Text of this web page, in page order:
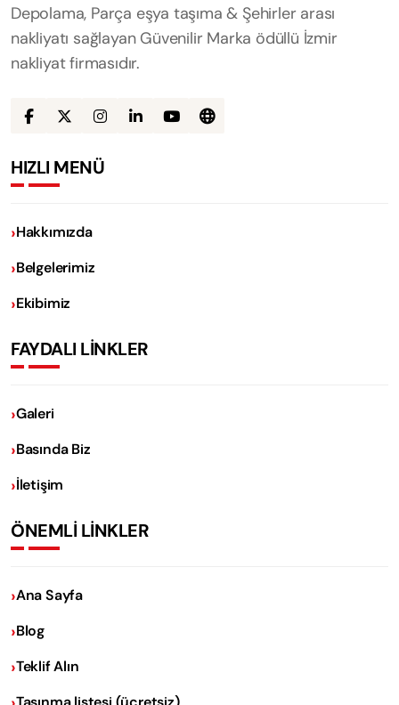
Depolama, Parça eşya taşıma & Şehirler arası
nakliyatı sağlayan Güvenilir Marka ödüllü İzmir
nakliyat firmasıdır.
HIZLI MENÜ
Hakkımızda
Belgelerimiz
Ekibimiz
FAYDALI LİNKLER
Galeri
Basında Biz
İletişim
ÖNEMLİ LİNKLER
Ana Sayfa
Blog
Teklif Alın